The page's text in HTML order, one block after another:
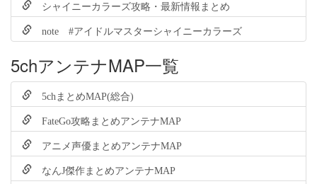
シャイニーカラーズ攻略・最新情報まとめ
note #アイドルマスターシャイニーカラーズ
5chアンテナMAP一覧
5chまとめMAP(総合)
FateGo攻略まとめアンテナMAP
アニメ声優まとめアンテナMAP
なんJ傑作まとめアンテナMAP